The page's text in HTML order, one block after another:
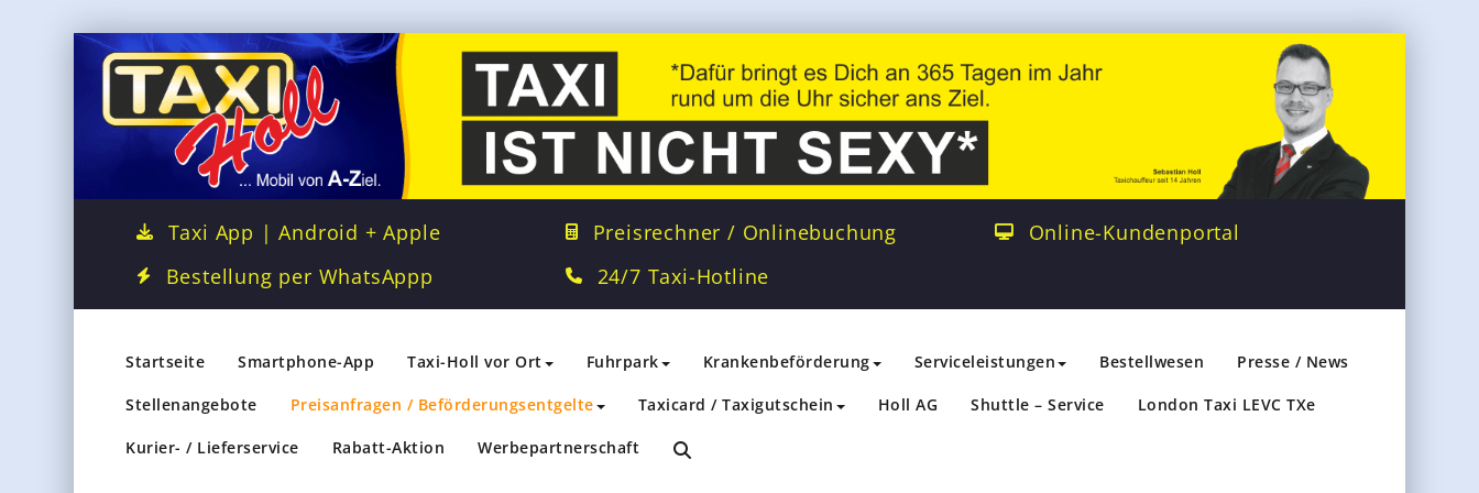
Taxi App | Android + Apple
Bestellung per WhatsAppp
Preisrechner / Onlinebuchung
24/7 Taxi-Hotline
Online-Kundenportal
Startseite Smartphone-App Taxi-Holl vor Ort Fuhrpark Krankenbeförderung Serviceleistungen Bestellwesen Presse / News
Stellenangebote Preisanfragen / Beförderungsentgelte Taxicard / Taxigutschein Holl AG Shuttle – Service London Taxi LEVC TXe
Kurier- / Lieferservice Rabatt-Aktion Werbepartnerschaft